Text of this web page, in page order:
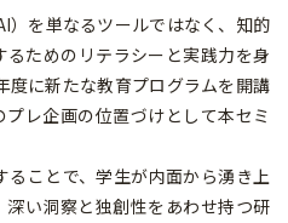
を単なるツールではなく、知的
ためのリテラシーと実践力を身
度に新たな教育プログラムを開講
レ企画の位置づけとして本セミ
ることで、学生が内面から湧き上
い洞察と独創性をあわせ持つ研